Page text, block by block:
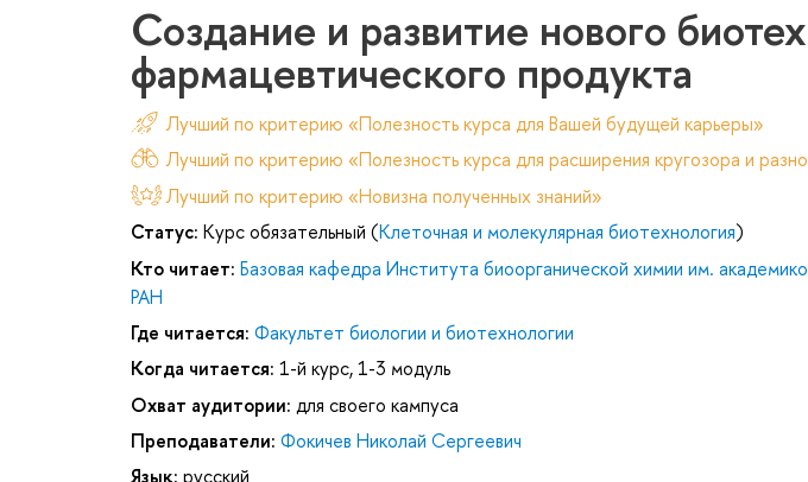
Создание и развитие нового
фармацевтического продукта
Лучший по критерию «Полезность курса для Вашей будущей карьеры»
Лучший по критерию «Полезность курса для расширения кругозора и
Лучший по критерию «Новизна полученных знаний»
Статус: Курс обязательный (Клеточная и молекулярная биотехнология)
Кто читает: Базовая кафедра Института биоорганической химии им.
РАН
Где читается: Факультет биологии и биотехнологии
Когда читается: 1-й курс, 1-3 модуль
Охват аудитории: для своего кампуса
Преподаватели: Фокичев Николай Сергеевич
Язык: русский